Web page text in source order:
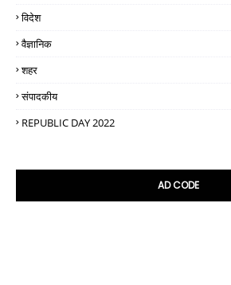
विदेश
वैज्ञानिक
शहर
संपादकीय
REPUBLIC DAY 2022
AD CODE